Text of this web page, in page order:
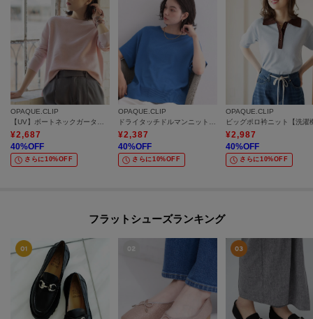
OPAQUE.CLIP
【UV】ボートネックガーターニット《6col／洗濯機OK》
¥2,687
40%OFF
さらに10%OFF
OPAQUE.CLIP
ドライタッチドルマンニット【洗濯機OK】
¥2,387
40%OFF
さらに10%OFF
OPAQUE.CLIP
¥2,987
40%OFF
さらに10%OFF
フラットシューズランキング